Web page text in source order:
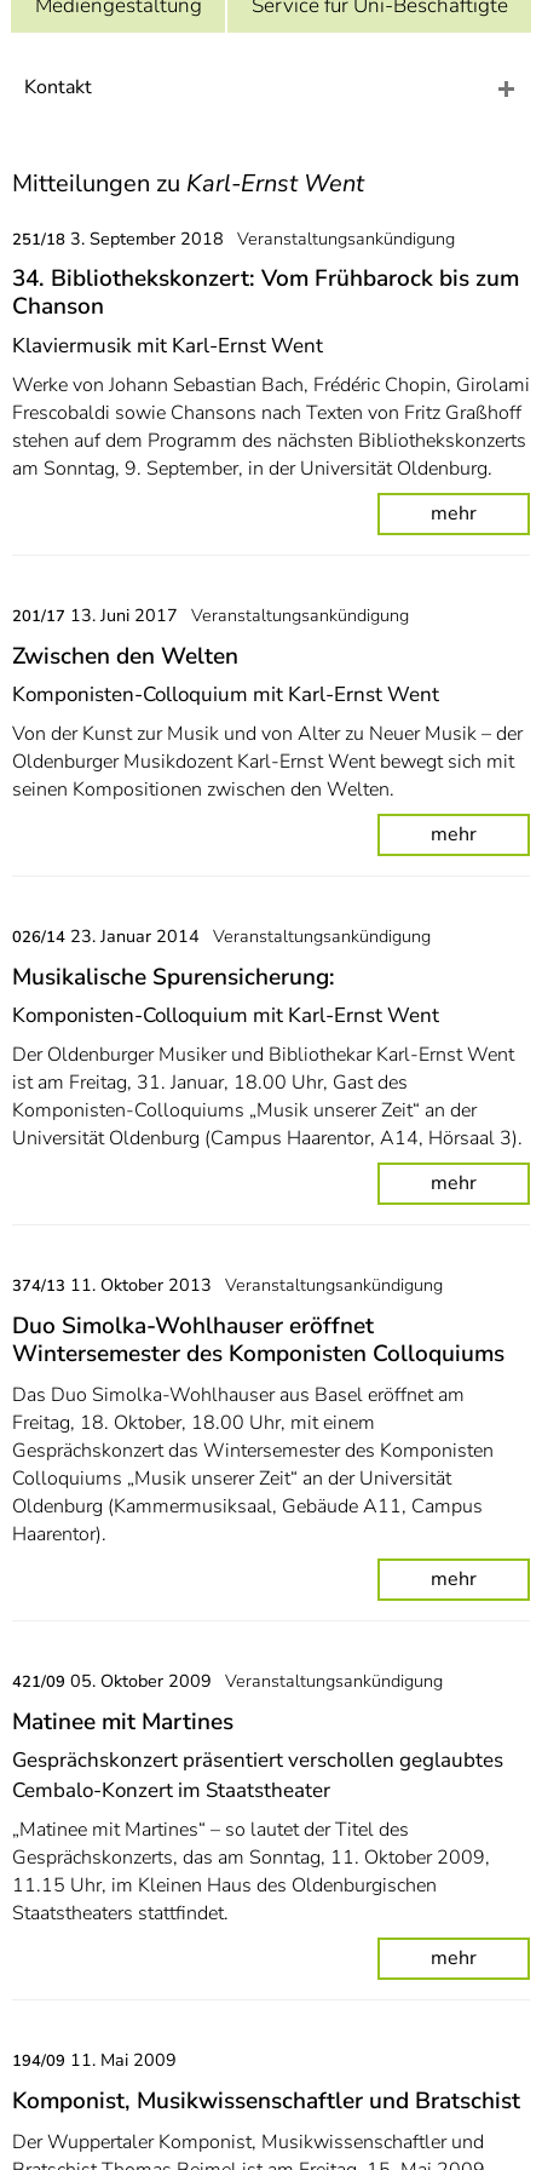
7]
Informationen zur
Kontakt
Mitteilungen zu Karl-Ernst Went
251/18 3. September 2018 Veranstaltungsankündigung
34. Bibliothekskonzert: Vom Frühbarock bis zum
Chanson
Klaviermusik mit Karl-Ernst Went
Werke von Johann Sebastian Bach, Frédéric Chopin, Girolami
Frescobaldi sowie Chansons nach Texten von Fritz Graßhoff
stehen auf dem Programm des nächsten Bibliothekskonzerts
am Sonntag, 9. September, in der Universität Oldenburg.
mehr
201/17 13. Juni 2017 Veranstaltungsankündigung
Zwischen den Welten
Komponisten-Colloquium mit Karl-Ernst Went
Von der Kunst zur Musik und von Alter zu Neuer Musik – der
Oldenburger Musikdozent Karl-Ernst Went bewegt sich mit
seinen Kompositionen zwischen den Welten.
mehr
026/14 23. Januar 2014 Veranstaltungsankündigung
Musikalische Spurensicherung:
Komponisten-Colloquium mit Karl-Ernst Went
Der Oldenburger Musiker und Bibliothekar Karl-Ernst Went
ist am Freitag, 31. Januar, 18.00 Uhr, Gast des
Komponisten-Colloquiums „Musik unserer Zeit“ an der
Universität Oldenburg (Campus Haarentor, A14, Hörsaal 3).
mehr
374/13 11. Oktober 2013 Veranstaltungsankündigung
Duo Simolka-Wohlhauser eröffnet
Wintersemester des Komponisten Colloquiums
Das Duo Simolka-Wohlhauser aus Basel eröffnet am
Freitag, 18. Oktober, 18.00 Uhr, mit einem
Gesprächskonzert das Wintersemester des Komponisten
Colloquiums „Musik unserer Zeit“ an der Universität
Oldenburg (Kammermusiksaal, Gebäude A11, Campus
Haarentor).
mehr
421/09 05. Oktober 2009 Veranstaltungsankündigung
Matinee mit Martines
Gesprächskonzert präsentiert verschollen geglaubtes
Cembalo-Konzert im Staatstheater
„Matinee mit Martines“ – so lautet der Titel des
Gesprächskonzerts, das am Sonntag, 11. Oktober 2009,
11.15 Uhr, im Kleinen Haus des Oldenburgischen
Staatstheaters stattfindet.
mehr
194/09 11. Mai 2009
Komponist, Musikwissenschaftler und Bratschist
Der Wuppertaler Komponist, Musikwissenschaftler und